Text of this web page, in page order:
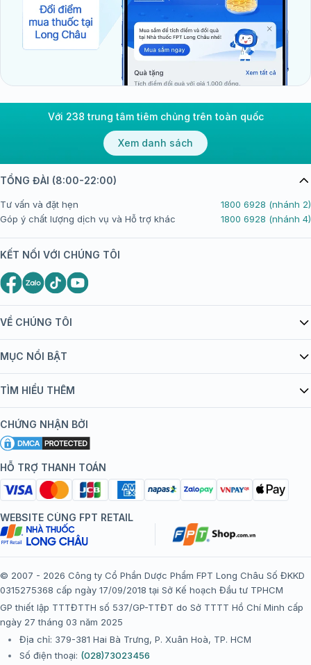
Với 238 trung tâm tiêm chủng trên toàn quốc
Xem danh sách
VỀ CHÚNG TÔI
Giới thiệu Tiêm Chủng FPT Long Châu
bán hàng
Chính sách nội dung
Chính sách bảo mật
Chính sách bảo mật dữ liệu cá nhân
Chính sách thanh toán
Chính sách đổi trả gói, mũi tiêm tại trung tâm tiêm chủng
FPT Long Châu
Thể lệ chương trình “Tích điểm nhận đặc quyền”
MỤC NỔI BẬT
Danh mục vắc xin
Đội ngũ bác sĩ, chuyên gia
Hệ thống trung tâm tiêm chủng
TÌM HIỂU THÊM
Khuyến mãi
Tôi nên tiêm gì?
Tiêm chủng đi nước ngoài
CHỨNG NHẬN BỞI
HỖ TRỢ THANH TOÁN
TỔNG ĐÀI (8:00-22:00)
Tư vấn và đặt hẹn
1800 6928 (nhánh 2)
Góp ý chất lượng dịch vụ và Hỗ trợ khác
1800 6928 (nhánh 4)
KẾT NỐI VỚI CHÚNG TÔI
WEBSITE CÙNG FPT RETAIL
© 2007 - 2026 Công ty Cổ Phần Dược Phẩm FPT Long Châu Số ĐKKD
0315275368 cấp ngày 17/09/2018 tại Sở Kế hoạch Đầu tư TPHCM
GP thiết lập TTTĐTTH số 537/GP-TTĐT do Sở TTTT Hồ Chí Minh cấp
ngày 27 tháng 03 năm 2025
Địa chỉ: 379-381 Hai Bà Trưng, P. Xuân Hoà, TP. HCM
Số điện thoại: (028)73023456